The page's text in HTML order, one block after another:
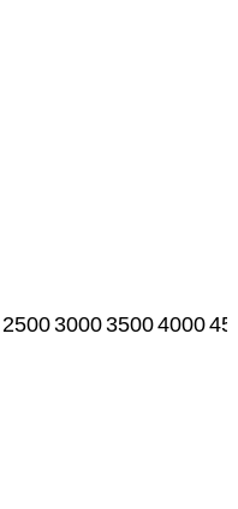
2500300035004000